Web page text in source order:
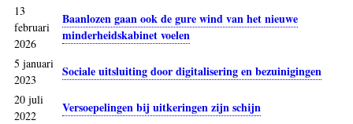
13
februari
2026
Baanlozen gaan ook de gure wind van het nieuwe
minderheidskabinet voelen
5 januari
2023
Sociale uitsluiting door digitalisering en bezuinigingen
20 juli
2022
Versoepelingen bij uitkeringen zijn schijn